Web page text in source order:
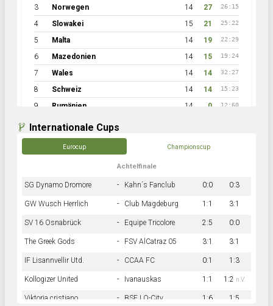
3 Norwegen 14 27 26:15
4 Slowakei 15 21 25:22
5 Malta 14 19 22:29
6 Mazedonien 14 15 19:24
7 Wales 14 14 32:27
8 Schweiz 14 14 15:23
9 Rumänien 14 0 12:60
Internationale Cups
Eurocup Championscup
Achtelfinale
SG Dynamo Dromore - Kahn´s Fanclub 0:0 0:3
GW Wusch Herrlich - Club Magdeburg 1:1 3:1
SV 16 Osnabrück - Equipe Tricolore 2:5 0:0
The Greek Gods - FSV AlCatraz 05 3:1 3:1
IF Lisannvellir Utd. - CCAA FC 0:1 1:3
Kollogizer United - Ivanauskas 1:1 1:2 n.V.
Viktoria cristiano - BSF LO-City 1:6 1:5